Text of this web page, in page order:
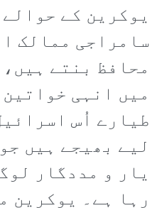
یوکرین کے
سامراجی ممالک
محافظ بنتے
میں انہی
طیارے اُس
لیے بھیجے ہیں
یار و مددگار
رہا ہے۔ یوکرین